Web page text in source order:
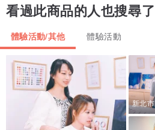
①認識俄國復活節
②動手體驗裝飾復活節手工蛋糕
③植物染蛋體驗
④復活節小遊戲
※活動將以英文進行，中文翻譯
看過此商品的人也搜尋了
體驗活動/其他 體驗活動
新北市